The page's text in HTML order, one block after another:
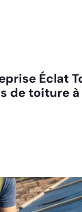
Éclat
de toiture à